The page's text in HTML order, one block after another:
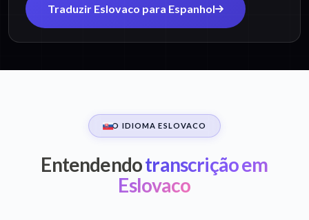
Traduzir Eslovaco para Espanhol
O IDIOMA ESLOVACO
Entendendotranscrição em
Eslovaco